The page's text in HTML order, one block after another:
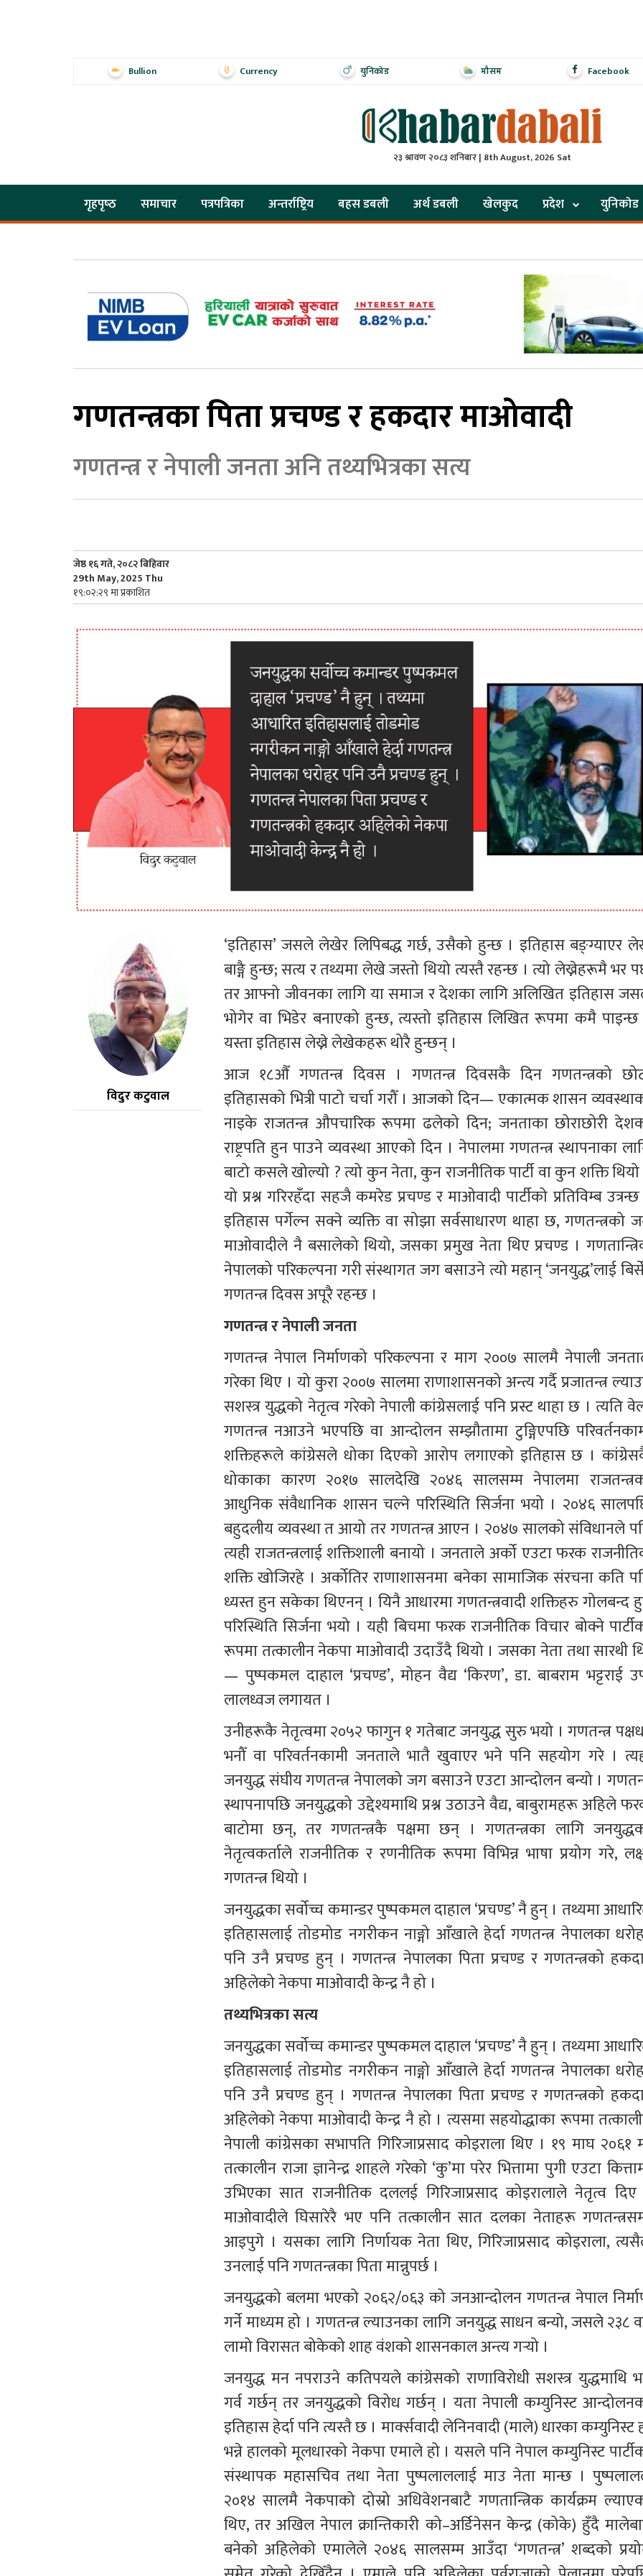
Bullion Currency युनिकोड मौसम Facebook
२३ श्रावण २०८३ शनिबार | 8th August, 2026 Sat
गृहपृष्‍ठ समाचार पत्रपत्रिका अन्तर्राष्ट्रिय बहस डबली अर्थ डबली खेलकुद प्रदेश युनिकोड
गणतन्त्रका पिता प्रचण्ड र हकदार माओवादी
गणतन्त्र र नेपाली जनता अनि तथ्यभित्रका सत्य
जेष्ठ १६ गते, २०८२ बिहिवार
29th May, 2025 Thu
१९:०२:२९ मा प्रकाशित
विदुर कटुवाल
‘इतिहास’ जसले लेखेर लिपिबद्ध गर्छ, उसैको हुन्छ । इतिहास बङ्ग्याएर
बाङ्गै हुन्छ; सत्य र तथ्यमा लेखे जस्तो थियो त्यस्तै रहन्छ । त्यो लेख्नेहरूमै भर
तर आफ्नो जीवनका लागि या समाज र देशका लागि अलिखित इतिहास
भोगेर वा भिडेर बनाएको हुन्छ, त्यस्तो इतिहास लिखित रूपमा कमै
यस्ता इतिहास लेख्ने लेखेकहरू थोरै हुन्छन् ।
आज १८औँ गणतन्त्र दिवस । गणतन्त्र दिवसकै दिन गणतन्त्रको
इतिहासको भित्री पाटो चर्चा गरौँ । आजको दिन— एकात्मक शासन
नाइके राजतन्त्र औपचारिक रूपमा ढलेको दिन; जनताका छोराछोरी
राष्ट्रपति हुन पाउने व्यवस्था आएको दिन । नेपालमा गणतन्त्र स्थापनाका
बाटो कसले खोल्यो ? त्यो कुन नेता, कुन राजनीतिक पार्टी वा कुन शक्ति
यो प्रश्न गरिरहँदा सहजै कमरेड प्रचण्ड र माओवादी पार्टीको प्रतिविम्ब
इतिहास पर्गेल्न सक्ने व्यक्ति वा सोझा सर्वसाधारण थाहा छ, गणतन्त्रको
माओवादीले नै बसालेको थियो, जसका प्रमुख नेता थिए प्रचण्ड ।
नेपालको परिकल्पना गरी संस्थागत जग बसाउने त्यो महान् ‘जनयुद्ध’लाई
गणतन्त्र दिवस अपूरै रहन्छ ।
गणतन्त्र र नेपाली जनता
गणतन्त्र नेपाल निर्माणको परिकल्पना र माग २००७ सालमै नेपाली
गरेका थिए । यो कुरा २००७ सालमा राणाशासनको अन्त्य गर्दै प्रजातन्त्र
सशस्त्र युद्धको नेतृत्व गरेको नेपाली कांग्रेसलाई पनि प्रस्ट थाहा छ । त्यति
गणतन्त्र नआउने भएपछि वा आन्दोलन सम्झौतामा टुङ्गिएपछि
शक्तिहरूले कांग्रेसले धोका दिएको आरोप लगाएको इतिहास छ ।
धोकाका कारण २०१७ सालदेखि २०४६ सालसम्म नेपालमा
आधुनिक संवैधानिक शासन चल्ने परिस्थिति सिर्जना भयो । २०४६
बहुदलीय व्यवस्था त आयो तर गणतन्त्र आएन । २०४७ सालको संविधानले
त्यही राजतन्त्रलाई शक्तिशाली बनायो । जनताले अर्को एउटा फरक
शक्ति खोजिरहे । अर्कोतिर राणाशासनमा बनेका सामाजिक संरचना कति
ध्यस्त हुन सकेका थिएनन् । यिनै आधारमा गणतन्त्रवादी शक्तिहरु गोलबन्द
परिस्थिति सिर्जना भयो । यही बिचमा फरक राजनीतिक विचार बोक्ने
रूपमा तत्कालीन नेकपा माओवादी उदाउँदै थियो । जसका नेता तथा सारथी
— पुष्पकमल दाहाल ‘प्रचण्ड’, मोहन वैद्य ‘किरण’, डा. बाबराम भट्टराई
लालध्वज लगायत ।
उनीहरूकै नेतृत्वमा २०५२ फागुन १ गतेबाट जनयुद्ध सुरु भयो । गणतन्त्र
भनौँ वा परिवर्तनकामी जनताले भातै खुवाएर भने पनि सहयोग गरे ।
जनयुद्ध संघीय गणतन्त्र नेपालको जग बसाउने एउटा आन्दोलन बन्यो ।
स्थापनापछि जनयुद्धको उद्देश्यमाथि प्रश्न उठाउने वैद्य, बाबुरामहरू अहिले
बाटोमा छन्, तर गणतन्त्रकै पक्षमा छन् । गणतन्त्रका लागि
नेतृत्वकर्ताले राजनीतिक र रणनीतिक रूपमा विभिन्न भाषा प्रयोग गरे,
गणतन्त्र थियो ।
जनयुद्धका सर्वोच्च कमान्डर पुष्पकमल दाहाल ‘प्रचण्ड’ नै हुन् । तथ्यमा
इतिहासलाई तोडमोड नगरीकन नाङ्गो आँखाले हेर्दा गणतन्त्र नेपालका
पनि उनै प्रचण्ड हुन् । गणतन्त्र नेपालका पिता प्रचण्ड र गणतन्त्रको
अहिलेको नेकपा माओवादी केन्द्र नै हो ।
तथ्यभित्रका सत्य
जनयुद्धका सर्वोच्च कमान्डर पुष्पकमल दाहाल ‘प्रचण्ड’ नै हुन् । तथ्यमा
इतिहासलाई तोडमोड नगरीकन नाङ्गो आँखाले हेर्दा गणतन्त्र नेपालका
पनि उनै प्रचण्ड हुन् । गणतन्त्र नेपालका पिता प्रचण्ड र गणतन्त्रको
अहिलेको नेकपा माओवादी केन्द्र नै हो । त्यसमा सहयोद्धाका रूपमा
नेपाली कांग्रेसका सभापति गिरिजाप्रसाद कोइराला थिए । १९ माघ २०६१
तत्कालीन राजा ज्ञानेन्द्र शाहले गरेको ‘कु’मा परेर भित्तामा पुगी एउटा
उभिएका सात राजनीतिक दललई गिरिजाप्रसाद कोइरालाले नेतृत्व
माओवादीले घिसारेरै भए पनि तत्कालीन सात दलका नेताहरू
आइपुगे । यसका लागि निर्णायक नेता थिए, गिरिजाप्रसाद कोइराला,
उनलाई पनि गणतन्त्रका पिता मान्नुपर्छ ।
जनयुद्धको बलमा भएको २०६२/०६३ को जनआन्दोलन गणतन्त्र नेपाल
गर्ने माध्यम हो । गणतन्त्र ल्याउनका लागि जनयुद्ध साधन बन्यो, जसले २३८
लामो विरासत बोकेको शाह वंशको शासनकाल अन्त्य गर्‍यो ।
जनयुद्ध मन नपराउने कतिपयले कांग्रेसको राणाविरोधी सशस्त्र युद्धमाथि
गर्व गर्छन् तर जनयुद्धको विरोध गर्छन् । यता नेपाली कम्युनिस्ट
इतिहास हेर्दा पनि त्यस्तै छ । मार्क्सवादी लेनिनवादी (माले) धारका कम्युनिस्ट
भन्ने हालको मूलधारको नेकपा एमाले हो । यसले पनि नेपाल कम्युनिस्ट
संस्थापक महासचिव तथा नेता पुष्पलाललाई माउ नेता मान्छ ।
२०१४ सालमै नेकपाको दोस्रो अधिवेशनबाटै गणतान्त्रिक कार्यक्रम
थिए, तर अखिल नेपाल क्रान्तिकारी को–अर्डिनेसन केन्द्र (कोके) हुँदै
बनेको अहिलेको एमालेले २०४६ सालसम्म आउँदा ‘गणतन्त्र’ शब्दको